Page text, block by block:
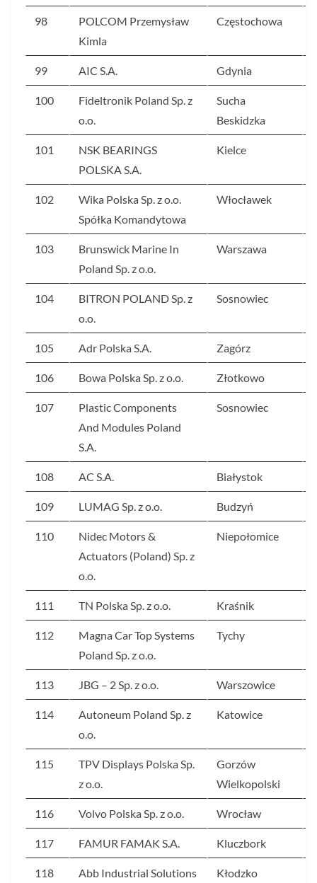
98
POLCOM Przemysław
Kimla
Częstochowa
99 AIC S.A. Gdynia
100
Fideltronik Poland Sp. z
o.o.
Sucha
Beskidzka
101
NSK BEARINGS
POLSKA S.A.
Kielce
102
Wika Polska Sp. z o.o.
Spółka Komandytowa
Włocławek
103
Brunswick Marine In
Poland Sp. z o.o.
Warszawa
104
BITRON POLAND Sp. z
o.o.
Sosnowiec
105 Adr Polska S.A. Zagórz
106 Bowa Polska Sp. z o.o. Złotkowo
107
Plastic Components
And Modules Poland
S.A.
Sosnowiec
108 AC S.A. Białystok
109 LUMAG Sp. z o.o. Budzyń
110
Nidec Motors &
Actuators (Poland) Sp. z
o.o.
Niepołomice
111 TN Polska Sp. z o.o. Kraśnik
112
Magna Car Top Systems
Poland Sp. z o.o.
Tychy
113 JBG – 2 Sp. z o.o. Warszowice
114
Autoneum Poland Sp. z
o.o.
Katowice
115
TPV Displays Polska Sp.
z o.o.
Gorzów
Wielkopolski
116 Volvo Polska Sp. z o.o. Wrocław
117 FAMUR FAMAK S.A. Kluczbork
118 Abb Industrial Solutions Kłodzko